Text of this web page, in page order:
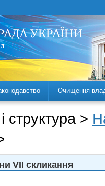
Очищення
структура >
VII скликання